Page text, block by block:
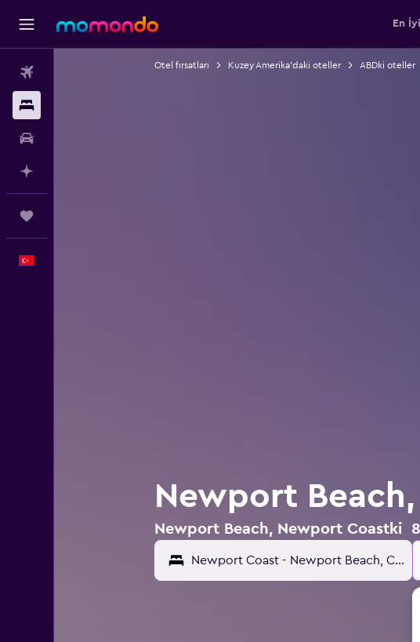
En
Otel fırsatları Kuzey Amerika'daki oteller ABDki oteller
Newport
Newport Beach, Newport Coastki 8